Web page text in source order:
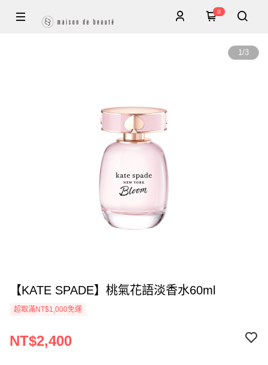
0
1/3
【KATE SPADE】桃氣花語淡香水60ml
超取滿NT$1,000免運
NT$2,400